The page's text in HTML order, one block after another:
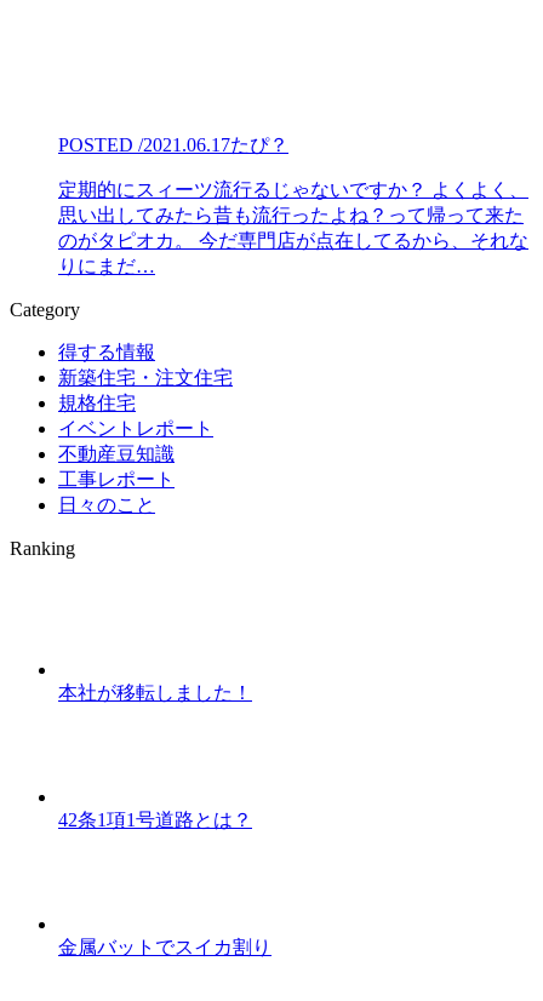
POSTED /2021.06.17たぴ？
定期的にスィーツ流行るじゃないですか？ よくよく、
思い出してみたら昔も流行ったよね？って帰って来た
のがタピオカ。 今だ専門店が点在してるから、それな
りにまだ…
Category
得する情報
新築住宅・注文住宅
規格住宅
イベントレポート
不動産豆知識
工事レポート
日々のこと
Ranking
本社が移転しました！
42条1項1号道路とは？
金属バットでスイカ割り